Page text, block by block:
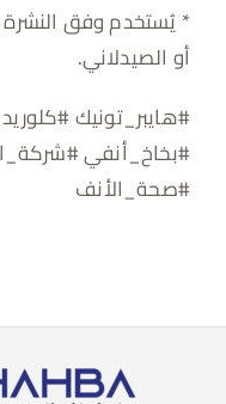
* يُستخدم وفق النشرة
أو الصيدلاني.
#هايبر_تونيك
#بخاخ_أنفي
#صحة_الأنف